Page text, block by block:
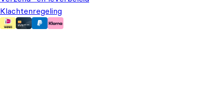
Klachtenregeling